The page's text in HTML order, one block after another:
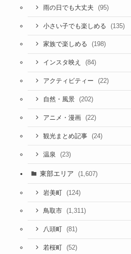
雨の日でも大丈夫 (95)
小さい子でも楽しめる (135)
家族で楽しめる (198)
インスタ映え (84)
アクティビティー (22)
自然・風景 (202)
アニメ・漫画 (22)
観光まとめ記事 (24)
温泉 (23)
東部エリア (1,607)
岩美町 (124)
鳥取市 (1,311)
八頭町 (81)
若桜町 (52)